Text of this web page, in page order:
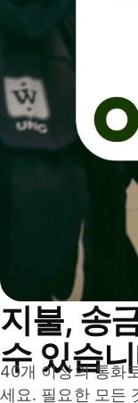
지불, 송
수 있습
40개 이상의 통화
세요. 필요한 모든